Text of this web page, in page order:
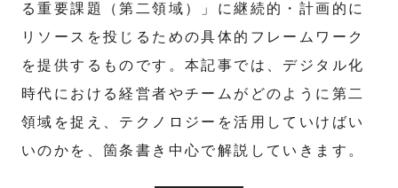
る重要課題（第二領域）」に継続的・計画的に
リソースを投じるための具体的フレームワーク
を提供するものです。本記事では、デジタル化
時代における経営者やチームがどのように第二
領域を捉え、テクノロジーを活用していけばい
いのかを、箇条書き中心で解説していきます。